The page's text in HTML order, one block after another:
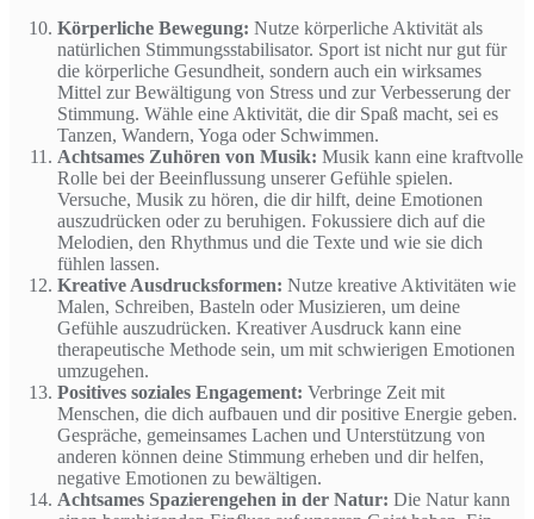
Körperliche Bewegung: Nutze körperliche Aktivität als
natürlichen Stimmungsstabilisator. Sport ist nicht nur gut für
die körperliche Gesundheit, sondern auch ein wirksames
Mittel zur Bewältigung von Stress und zur Verbesserung der
Stimmung. Wähle eine Aktivität, die dir Spaß macht, sei es
Tanzen, Wandern, Yoga oder Schwimmen.
Achtsames Zuhören von Musik: Musik kann eine kraftvolle
Rolle bei der Beeinflussung unserer Gefühle spielen.
Versuche, Musik zu hören, die dir hilft, deine Emotionen
auszudrücken oder zu beruhigen. Fokussiere dich auf die
Melodien, den Rhythmus und die Texte und wie sie dich
fühlen lassen.
Kreative Ausdrucksformen: Nutze kreative Aktivitäten wie
Malen, Schreiben, Basteln oder Musizieren, um deine
Gefühle auszudrücken. Kreativer Ausdruck kann eine
therapeutische Methode sein, um mit schwierigen Emotionen
umzugehen.
Positives soziales Engagement: Verbringe Zeit mit
Menschen, die dich aufbauen und dir positive Energie geben.
Gespräche, gemeinsames Lachen und Unterstützung von
anderen können deine Stimmung erheben und dir helfen,
negative Emotionen zu bewältigen.
Achtsames Spazierengehen in der Natur: Die Natur kann